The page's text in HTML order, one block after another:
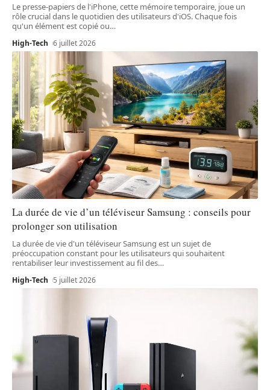
Le presse-papiers de l'iPhone, cette mémoire temporaire, joue un
rôle crucial dans le quotidien des utilisateurs d'iOS. Chaque fois
qu'un élément est copié ou…
High-Tech 6 juillet 2026
La durée de vie d’un téléviseur Samsung : conseils pour
prolonger son utilisation
La durée de vie d'un téléviseur Samsung est un sujet de
préoccupation constant pour les utilisateurs qui souhaitent
rentabiliser leur investissement au fil des…
High-Tech 5 juillet 2026